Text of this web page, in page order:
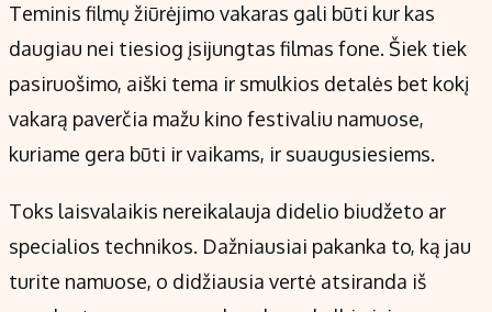
Teminis filmų žiūrėjimo vakaras gali būti kur kas
daugiau nei tiesiog įsijungtas filmas fone. Šiek tiek
pasiruošimo, aiški tema ir smulkios detalės bet kokį
vakarą paverčia mažu kino festivaliu namuose,
kuriame gera būti ir vaikams, ir suaugusiesiems.
Toks laisvalaikis nereikalauja didelio biudžeto ar
specialios technikos. Dažniausiai pakanka to, ką jau
turite namuose, o didžiausia vertė atsiranda iš